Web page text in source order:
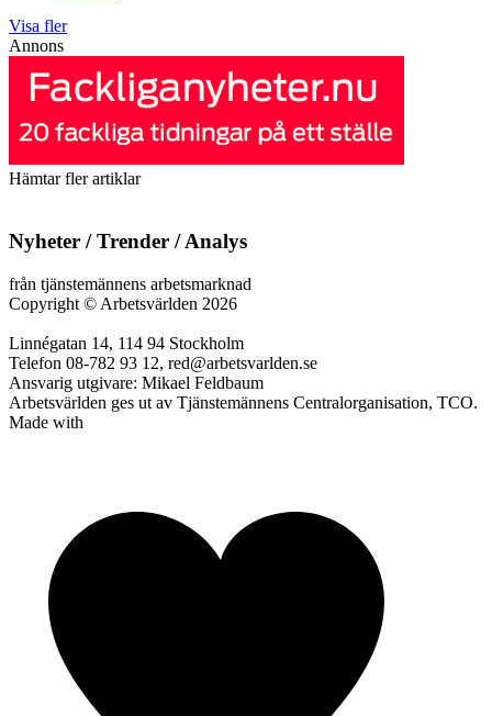
Visa fler
Annons
Hämtar fler artiklar
Nyheter / Trender / Analys
från tjänstemännens arbetsmarknad
Copyright © Arbetsvärlden 2026
Linnégatan 14, 114 94 Stockholm
Telefon 08-782 93 12, red@arbetsvarlden.se
Ansvarig utgivare: Mikael Feldbaum
Arbetsvärlden ges ut av Tjänstemännens Centralorganisation, TCO.
Made with